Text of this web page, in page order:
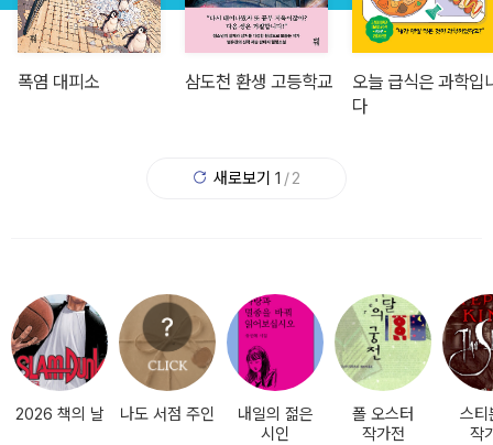
빵충 사육 준수 사항 생가 주와 연
폭염 대피소 삼도천 환생 고등학교
오늘 급식은 과학입
다
빵충 사육 준수 사항 생가 주와 연
폭염 대피소 삼도천 환생 고등학교
오늘 급식은 과학입
다
새로보기 1 /2
2026 책의 날 나도 서점 주인
내일의 젊은
시인
폴 오스터
작가전
스티
작